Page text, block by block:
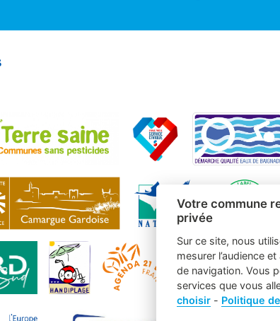
Votre commune
privée
Sur ce site, nous
mesurer l’audience
de navigation. Vous
services que vous
choisir- Politique